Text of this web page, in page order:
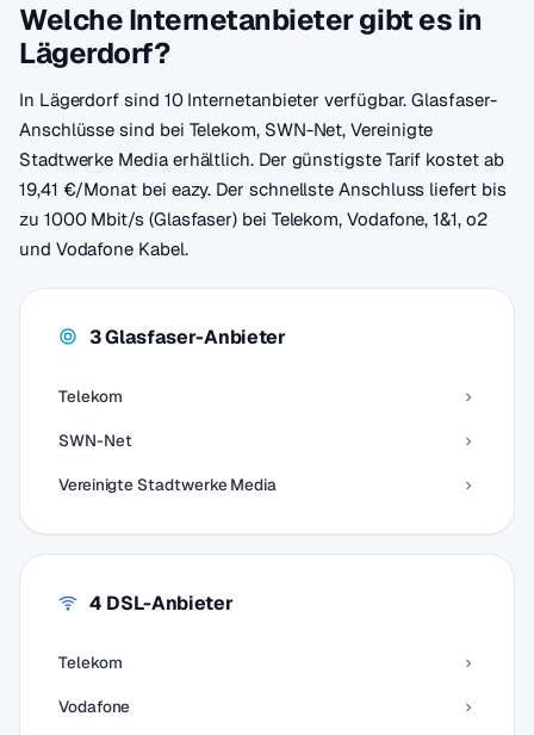
Welche Internetanbieter gibt es in
Lägerdorf?
In Lägerdorf sind 10 Internetanbieter verfügbar. Glasfaser-
Anschlüsse sind bei Telekom, SWN-Net, Vereinigte
Stadtwerke Media erhältlich. Der günstigste Tarif kostet ab
19,41 €/Monat bei eazy. Der schnellste Anschluss liefert bis
zu 1000 Mbit/s (Glasfaser) bei Telekom, Vodafone, 1&1, o2
und Vodafone Kabel.
3 Glasfaser-Anbieter
Telekom
SWN-Net
Vereinigte Stadtwerke Media
4 DSL-Anbieter
Telekom
Vodafone